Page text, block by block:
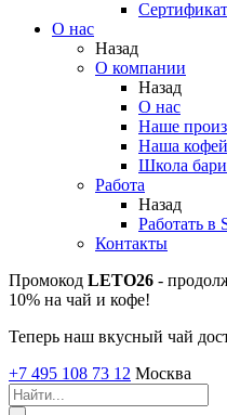
О нас
Назад
O компании
Назад
О нас
Наше
Наша
Школа
Работа
Назад
Работать в
Контакты
Промокод LETO26 -
10% на чай и кофе!
Теперь наш вкусный чай
+7 495 108 73 12 Москва